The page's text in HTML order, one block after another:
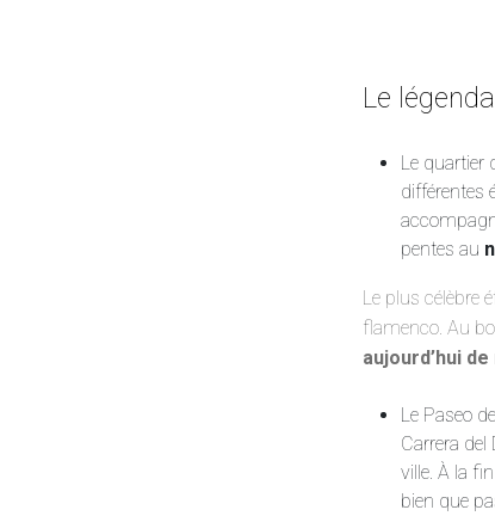
Le
Le quartier
différentes
pentes au
Le plus célèbre
flamenco. Au
aujourd’hui
Le Paseo
Carrera del
ville. À la
bien que